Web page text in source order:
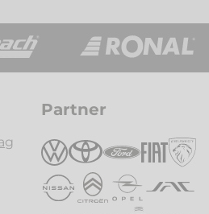
Partner